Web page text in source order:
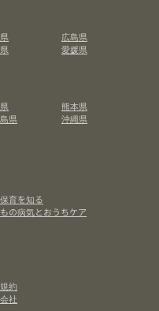
広島県
愛媛県
熊本県
県 沖縄県
育を知る
の病気とおうちケア
約
社